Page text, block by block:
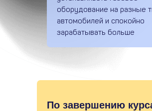
оборудование на разные
автомобилей и спокойно
зарабатывать больше
По завершению